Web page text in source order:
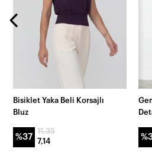
Bisiklet Yaka Beli Korsajlı
Bluz
%37
11,35
7,14